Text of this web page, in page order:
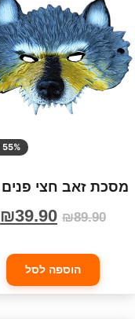
55% הנחה
מסכת זאב חצי פנים PU
₪89.90
₪39.90
הוספה לסל